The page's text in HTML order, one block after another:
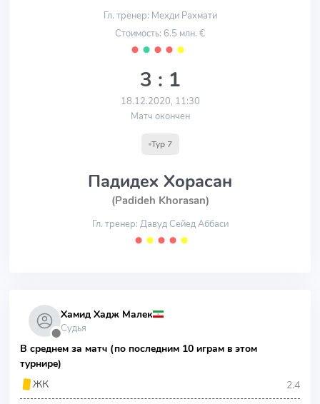
Гл. тренер: Мехди Рахмати
Стоимость: 6.5 млн. €
⬤ ⬤ ⬤ ⬤ ⬤
3 : 1
18.12.2020, 11:30
Матч окончен
Тур 7
Падидех Хорасан
(Padideh Khorasan)
Гл. тренер: Давуд Сейед Аббаси
⬤ ⬤ ⬤ ⬤ ⬤
⬤
Хамид Хадж Малек
Судья
В среднем за матч (по последним 10 играм в этом
турнире)
ЖК
2.4